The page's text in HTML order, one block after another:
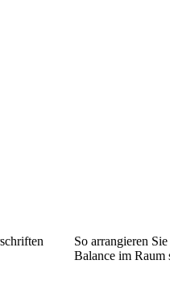
So arrangieren
Balance im Raum